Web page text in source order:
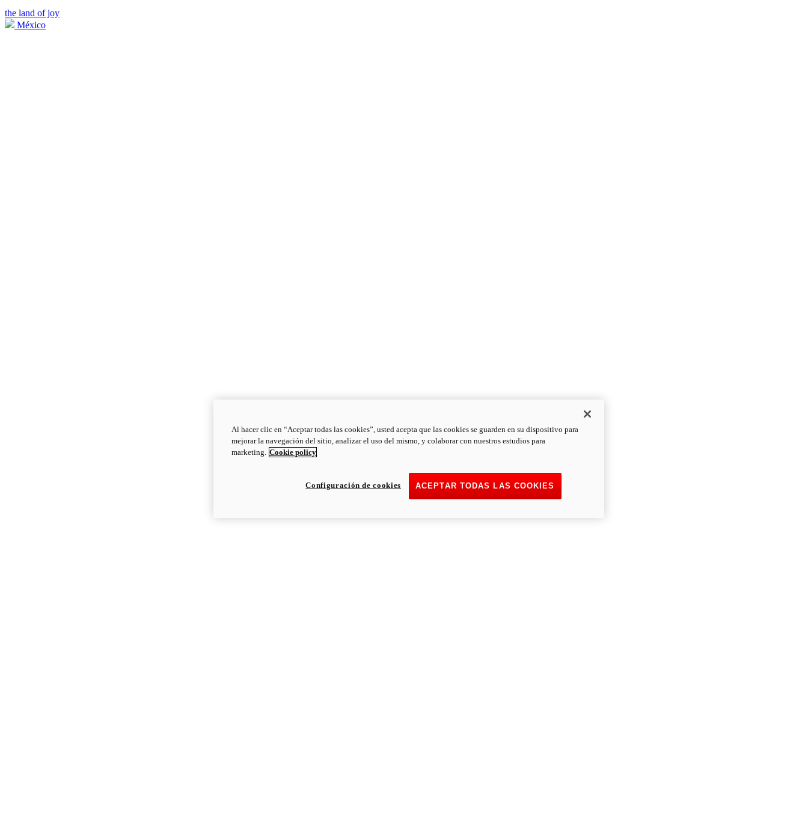
the land of joy
México
Al hacer clic en “Aceptar todas las cookies”, usted acepta que las cookies se guarden en su dispositivo para
mejorar la navegación del sitio, analizar el uso del mismo, y colaborar con nuestros estudios para
marketing. Cookie policy
ACEPTAR TODAS LAS COOKIES
Configuración de cookies